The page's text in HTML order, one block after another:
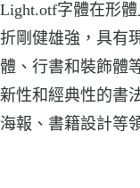
Light.otf字體在形
折剛健雄強，具有
體、行書和裝飾體
新性和經典性的書
海報、書籍設計等